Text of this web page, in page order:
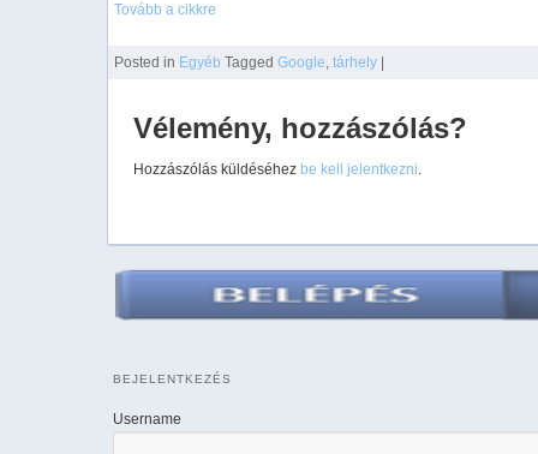
Tovább a cikkre
Posted in Egyéb Tagged Google tárhely |
Vélemény, hozzászólás?
Hozzászólás küldéséhez be kell jelentkezni.
BEJELENTKEZÉS
Username